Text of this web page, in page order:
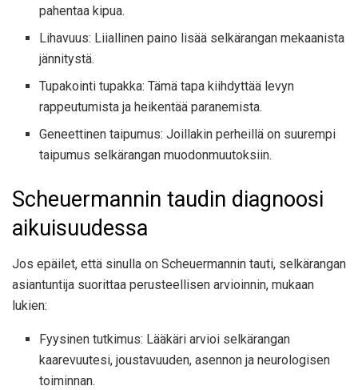
pahentaa kipua.
Lihavuus: Liiallinen paino lisää selkärangan mekaanista
jännitystä.
Tupakointi tupakka: Tämä tapa kiihdyttää levyn
rappeutumista ja heikentää paranemista.
Geneettinen taipumus: Joillakin perheillä on suurempi
taipumus selkärangan muodonmuutoksiin.
Scheuermannin taudin diagnoosi
aikuisuudessa
Jos epäilet, että sinulla on Scheuermannin tauti, selkärangan
asiantuntija suorittaa perusteellisen arvioinnin, mukaan
lukien:
Fyysinen tutkimus: Lääkäri arvioi selkärangan
kaarevuutesi, joustavuuden, asennon ja neurologisen
toiminnan.